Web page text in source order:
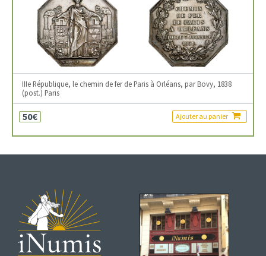
IIIe République, le chemin de fer de Paris à Orléans, par Bovy, 1838
(post.) Paris
50€ Ajouter au panier